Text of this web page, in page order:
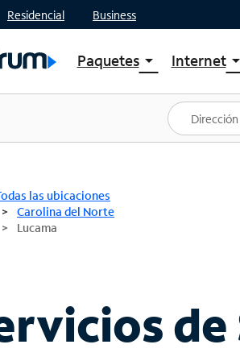
Residencial Business
Paquetesarrow_drop_down
Ver paquetes
Spectrum One
Mejores ofertas
Internetarrow_drop_down
Planes
las ubicaciones
Carolina del Norte
Lucama